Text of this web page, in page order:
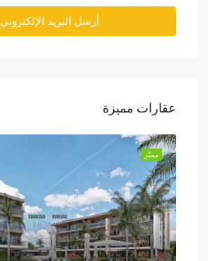
أرسل البريد الإلكتروني
عقارات مميزة
مميّز